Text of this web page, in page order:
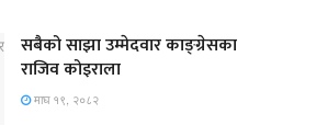
सबैको साझा उम्मेदवार काङ्ग्रेसका
राजिव कोइराला
माघ १९, २०८२